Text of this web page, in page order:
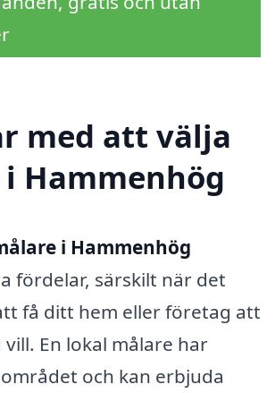
med att välja
Hammenhög
i Hammenhög
fördelar, särskilt när det
få ditt hem eller företag att
En lokal målare har
och kan erbjuda